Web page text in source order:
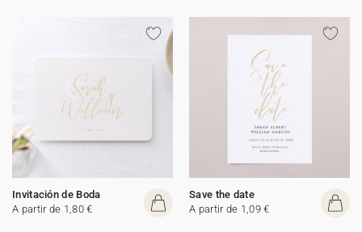
Invitación de Boda
A partir de 1,80 €
Save the date
A partir de 1,09 €